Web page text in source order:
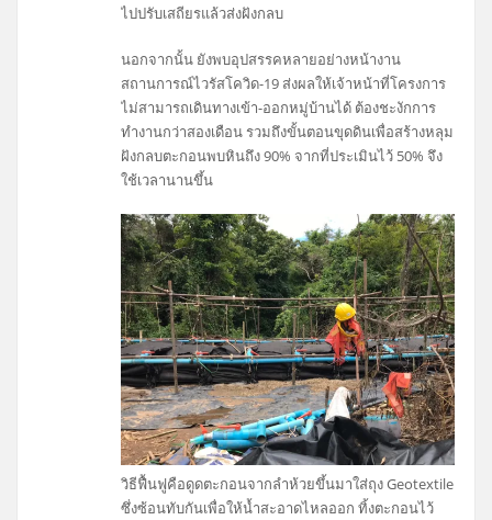
ไปปรับเสถียรแล้วส่งฝังกลบ
นอกจากนั้น ยังพบอุปสรรคหลายอย่างหน้างาน
สถานการณ์ไวรัสโควิด-19 ส่งผลให้เจ้าหน้าที่โครงการ
ไม่สามารถเดินทางเข้า-ออกหมู่บ้านได้ ต้องชะงักการ
ทำงานกว่าสองเดือน รวมถึงขั้นตอนขุดดินเพื่อสร้างหลุม
ฝังกลบตะกอนพบหินถึง 90% จากที่ประเมินไว้ 50% จึง
ใช้เวลานานขึ้น
วิธีฟื้นฟูคือดูดตะกอนจากลำห้วยขึ้นมาใส่ถุง Geotextile
ซึ่งซ้อนทับกันเพื่อให้น้ำสะอาดไหลออก ทิ้งตะกอนไว้